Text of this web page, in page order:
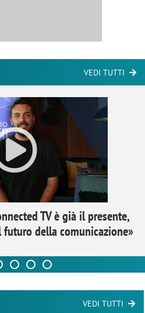
VEDI TUTTI
TV è già il presente,
della comunicazione»
VEDI TUTTI